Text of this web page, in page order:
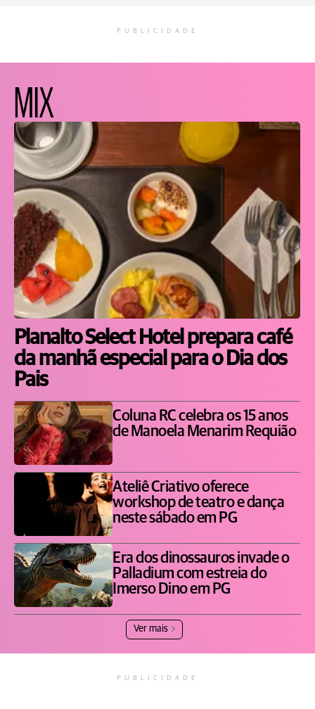
PUBLICIDADE
MIX
Planalto Select Hotel prepara café
da manhã especial para o Dia dos
Pais
Coluna RC celebra os 15 anos
de Manoela Menarim Requião
Ateliê Criativo oferece
workshop de teatro e dança
neste sábado em PG
Era dos dinossauros invade o
Palladium com estreia do
Imerso Dino em PG
Ver mais
PUBLICIDADE